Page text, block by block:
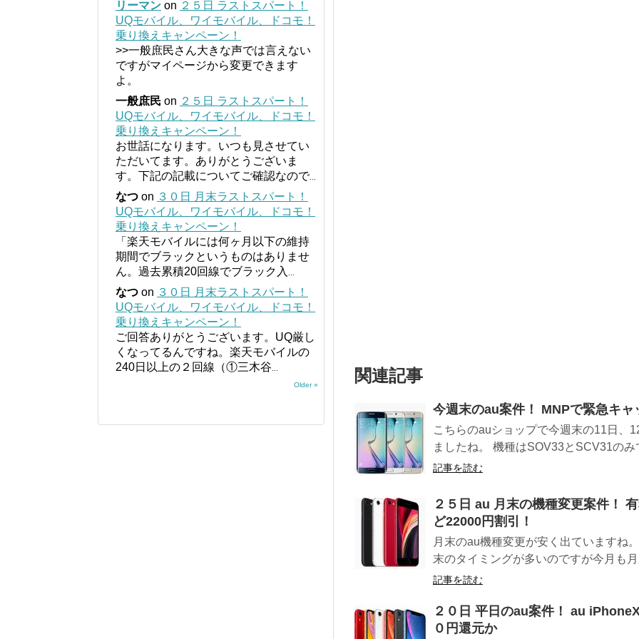
関連記事
今週末のau案件！ MNPで緊急キ
こちらのauショップで今週末の11日、
ましたね。 機種はSOV33とSCV31の
記事を読む
２５日 au 月末の機種変更案件！
ど22000円割引！
月末のau機種変更が安く出ていますね
末のタイミングが多いのですが今月も
記事を読む
２０日 平日のau案件！ au
０円還元か
リーマン on ２５日 ラストスパート！
UQモバイル、ワイモバイル、ドコモ！
乗り換えキャンペーン！
>>一般庶民さん大きな声では言えない
ですがマイページから変更できます
よ。
一般庶民 on ２５日 ラストスパート！
UQモバイル、ワイモバイル、ドコモ！
乗り換えキャンペーン！
お世話になります。いつも見させてい
ただいてます。ありがとうございま
す。下記の記載についてご確認なので...
なつ on ３０日 月末ラストスパート！
UQモバイル、ワイモバイル、ドコモ！
乗り換えキャンペーン！
「楽天モバイルには何ヶ月以下の維持
期間でブラックというものはありませ
ん。過去累積20回線でブラック入
なつ on ３０日 月末ラストスパート！
UQモバイル、ワイモバイル、ドコモ！
乗り換えキャンペーン！
ご回答ありがとうございます。UQ厳し
くなってるんですね。楽天モバイルの
240日以上の２回線（①三木谷
Older »